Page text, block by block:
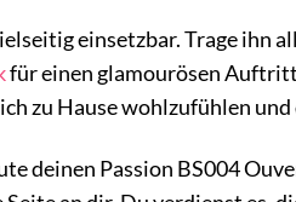
einsetzbar. Trage ihn
für einen glamourösen
zu Hause wohlzufühlen
deinen Passion BS004